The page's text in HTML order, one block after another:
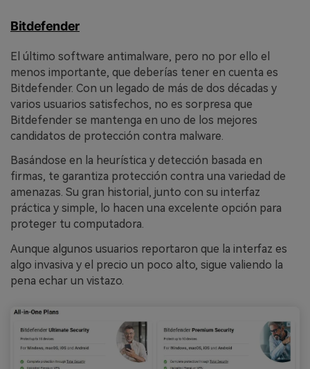
Bitdefender
El último software antimalware, pero no por ello el
menos importante, que deberías tener en cuenta es
Bitdefender. Con un legado de más de dos décadas y
varios usuarios satisfechos, no es sorpresa que
Bitdefender se mantenga en uno de los mejores
candidatos de protección contra malware.
Basándose en la heurística y detección basada en
firmas, te garantiza protección contra una variedad de
amenazas. Su gran historial, junto con su interfaz
práctica y simple, lo hacen una excelente opción para
proteger tu computadora.
Aunque algunos usuarios reportaron que la interfaz es
algo invasiva y el precio un poco alto, sigue valiendo la
pena echar un vistazo.